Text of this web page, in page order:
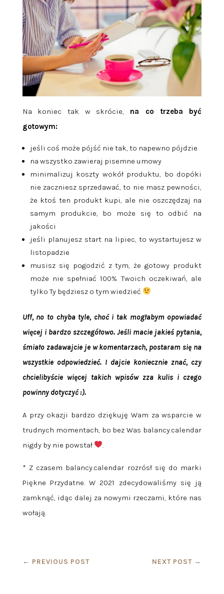
Na koniec tak w skrócie, na co trzeba być
gotowym:
jeśli coś może pójść nie tak, to napewno pójdzie
na wszystko zawieraj pisemne umowy
minimalizuj koszty wokół produktu, bo dopóki
nie zaczniesz sprzedawać, to nie masz pewności,
że ktoś ten produkt kupi, ale nie oszczędzaj na
samym produkcie, bo może się to odbić na
jakości
jeśli planujesz start na lipiec, to wystartujesz w
listopadzie
musisz się pogodzić z tym, że gotowy produkt
może nie spełniać 100% Twoich oczekiwań, ale
tylko Ty będziesz o tym wiedzieć
Uff, no to chyba tyle, choć i tak mogłabym opowiadać
więcej i bardzo szczegółowo. Jeśli macie jakieś pytania,
śmiało zadawajcie je w komentarzach, postaram się na
wszystkie odpowiedzieć. I dajcie koniecznie znać, czy
chcielibyście więcej takich wpisów zza kulis i czego
powinny dotyczyć :).
A przy okazji bardzo dziękuję Wam za wsparcie w
trudnych momentach, bo bez Was balancy.calendar
nigdy by nie powstał
.
* Z czasem balancy.calendar rozrósł się do marki
Piękne Przydatne. W 2021 zdecydowaliśmy się ją
zamknąć, idąc dalej za nowymi rzeczami, które nas
wołają.
← PREVIOUS POST NEXT POST →